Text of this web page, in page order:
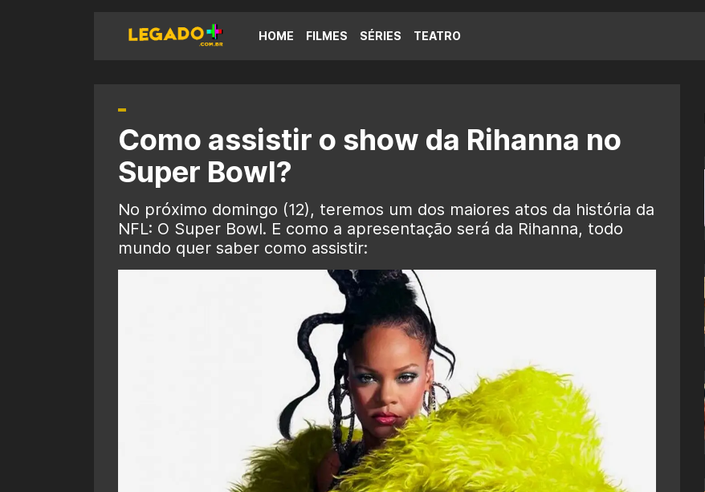
HOME FILMES SÉRIES TEATRO
Como assistir o show da Rihanna no
Super Bowl?
No próximo domingo (12), teremos um dos maiores atos da história da
NFL: O Super Bowl. E como a apresentação será da Rihanna, todo
mundo quer saber como assistir: